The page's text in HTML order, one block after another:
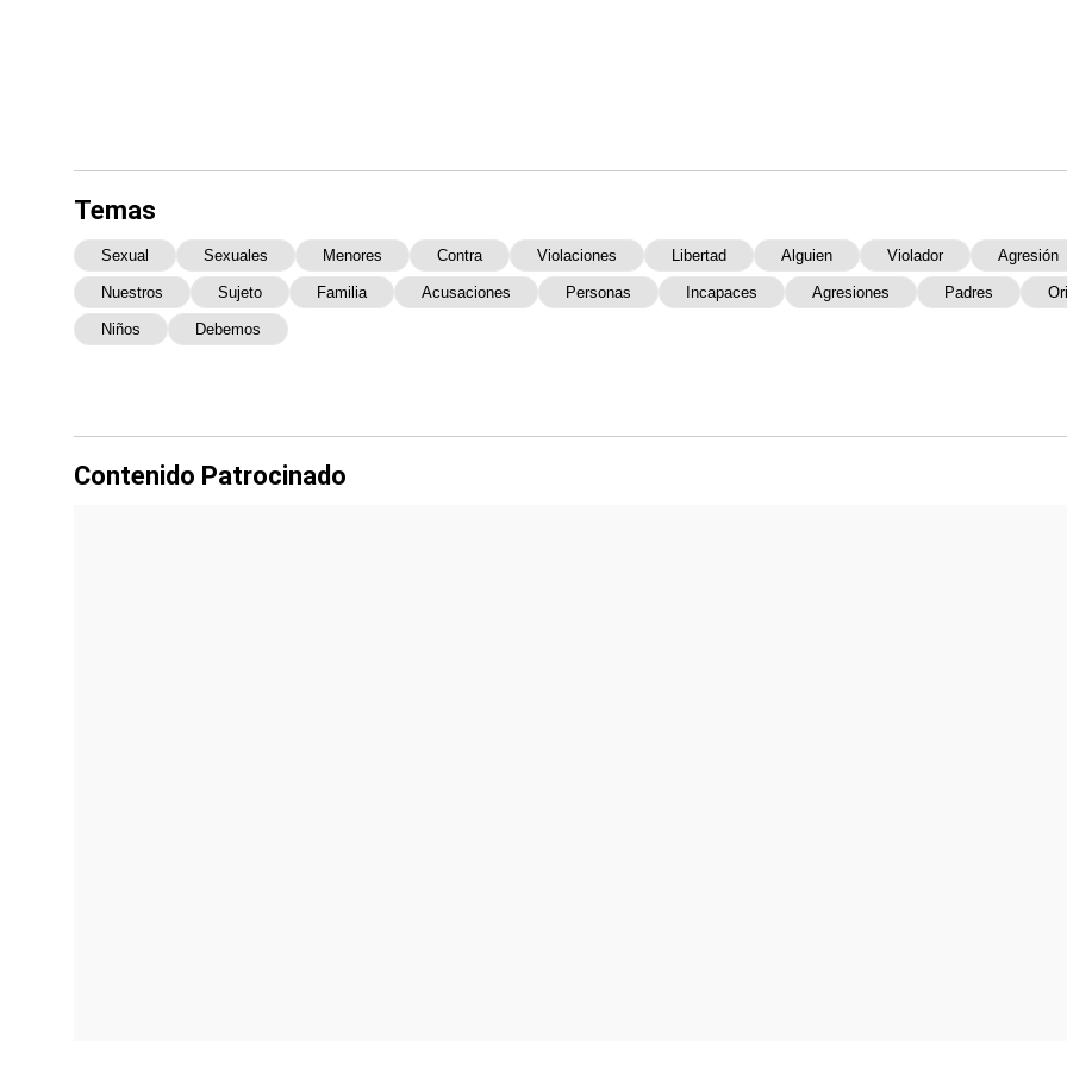
Temas
Sexual Sexuales Menores Contra Violaciones Libertad Alguien Violador Agresión
Nuestros Sujeto Familia Acusaciones Personas Incapaces Agresiones Padres
Niños Debemos
Contenido Patrocinado